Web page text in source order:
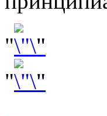
"
"
"
"